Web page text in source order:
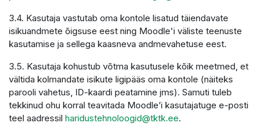
3.4. Kasutaja vastutab oma kontole lisatud täiendavate
isikuandmete õigsuse eest ning Moodle'i väliste teenuste
kasutamise ja sellega kaasneva andmevahetuse eest.
3.5. Kasutaja kohustub võtma kasutusele kõik meetmed, et
vältida kolmandate isikute ligipääs oma kontole (näiteks
parooli vahetus, ID-kaardi peatamine jms). Samuti tuleb
tekkinud ohu korral teavitada Moodle’i kasutajatuge e-posti
teel aadressil haridustehnoloogid@tktk.ee.